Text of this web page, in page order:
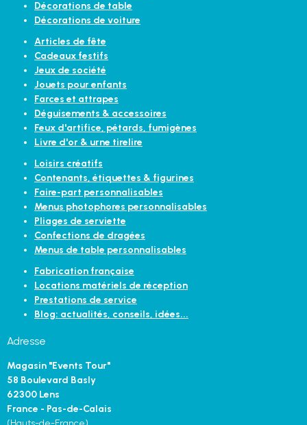
Décorations de table
Décorations de voiture
Articles de fête
Cadeaux festifs
Jeux de société
Jouets pour enfants
Farces et attrapes
Déguisements & accessoires
Feux d'artifice, pétards, fumigènes
Livre d'or & urne tirelire
Loisirs créatifs
Contenants, étiquettes & figurines
Faire-part personnalisables
Menus photophores personnalisables
Pliages de serviette
Confections de dragées
Menus de table personnalisables
Fabrication française
Locations matériels de réception
Prestations de service
Blog: actualités, conseils, idées...
Adresse
Magasin "Events Tour"
58 Boulevard Basly
62300 Lens
France - Pas-de-Calais